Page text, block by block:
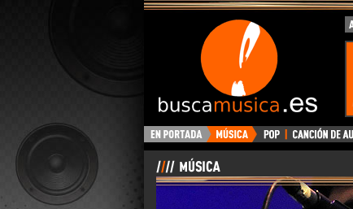
BuscaMusica.es